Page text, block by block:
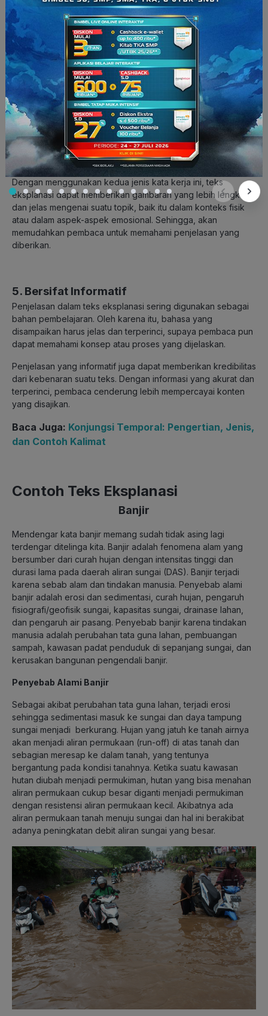
menemukan beberapa istilah yang cukup asing, seperti erosi,
sedimentasi, drainase, deforestase, dan lain sebagainya.
4. Menggunakan Kata Kerja Material dan
Rasional
Maksudnya apa sih? Nah, kata kerja material
merujuk pada
tindakan yang dapat dilihat atau dirasakan secara fisik.
Contohnya membangun, memakan, membaca, dsb.
Sementara itu,
kata kerja rasional
berkaitan dengan
aktivitas emosional. Contohnya berpikir, mengerti, berharap,
dsb.
Dengan menggunakan kedua jenis kata kerja ini, teks
eksplanasi dapat memberikan gambaran yang lebih lengkap
dan jelas mengenai suatu topik, baik itu dalam konteks fisik
atau dalam aspek-aspek emosional. Sehingga, akan
memudahkan pembaca untuk memahami penjelasan yang
diberikan.
5. Bersifat Informatif
Penjelasan dalam teks eksplanasi sering digunakan sebagai
bahan pembelajaran. Oleh karena itu, bahasa yang
disampaikan harus jelas dan terperinci, supaya pembaca pun
dapat memahami konsep atau proses yang dijelaskan.
Penjelasan yang informatif juga dapat memberikan kredibilitas
dari kebenaran suatu teks. Dengan informasi yang akurat dan
terperinci, pembaca cenderung lebih mempercayai konten
yang disajikan.
Baca Juga: Konjungsi Temporal: Pengertian, Jenis,
dan Contoh Kalimat
Contoh Teks Eksplanasi
Banjir
Mendengar kata banjir memang sudah tidak asing lagi
terdengar ditelinga kita. Banjir adalah fenomena alam yang
bersumber dari curah hujan dengan intensitas tinggi dan
durasi lama pada daerah aliran sungai (DAS). Banjir terjadi
karena sebab alam dan tindakan manusia. Penyebab alami
banjir adalah erosi dan sedimentasi, curah hujan, pengaruh
fisiografi/geofisik sungai, kapasitas sungai, drainase lahan,
dan pengaruh air pasang. Penyebab banjir karena tindakan
manusia adalah perubahan tata guna lahan, pembuangan
sampah, kawasan padat penduduk di sepanjang sungai, dan
kerusakan bangunan pengendali banjir.
Penyebab Alami Banjir
Sebagai akibat perubahan tata guna lahan, terjadi erosi
sehingga sedimentasi masuk ke sungai dan daya tampung
sungai menjadi berkurang. Hujan yang jatuh ke tanah airnya
akan menjadi aliran permukaan (run-off) di atas tanah dan
sebagian meresap ke dalam tanah, yang tentunya
bergantung pada kondisi tanahnya. Ketika suatu kawasan
hutan diubah menjadi permukiman, hutan yang bisa menahan
aliran permukaan cukup besar diganti menjadi permukiman
dengan resistensi aliran permukaan kecil. Akibatnya ada
aliran permukaan tanah menuju sungai dan hal ini berakibat
adanya peningkatan debit aliran sungai yang besar.